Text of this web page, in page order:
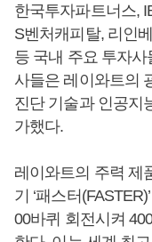
한국투자파트너스,
S벤처캐피탈, 리인
등 국내 주요 투자
사들은 레이와트의
진단 기술과 인공지
가했다.
레이와트의 주력 제
기 ‘패스터
00바퀴 회전시켜